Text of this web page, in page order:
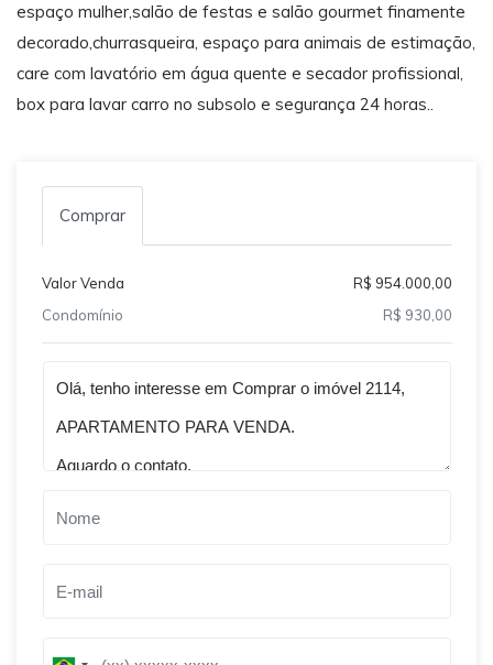
espaço mulher,salão de festas e salão gourmet finamente
decorado,churrasqueira, espaço para animais de estimação,
care com lavatório em água quente e secador profissional,
box para lavar carro no subsolo e segurança 24 horas..
Comprar
Valor Venda
R$ 954.000,00
Condomínio
R$ 930,00